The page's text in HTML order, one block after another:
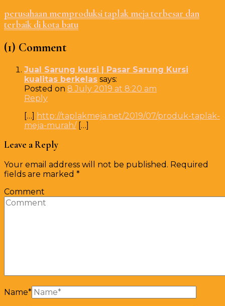
perusahaan memproduksi taplak meja terbesar dan
terbaik di kota batu
(1) Comment
Jual Sarung kursi | Pasar Sarung Kursi
kualitas berkelas says:
Posted on 8 July 2019 at 8:20 am
Reply
[…] http://taplakmeja.net/2019/07/produk-taplak-
meja-murah/[…]
Leave a Reply
Your email address will not be published. Required
fields are marked *
Comment
Name*